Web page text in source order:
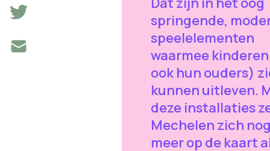
springende,
speelelementen
waarmee
ook hun ouders)
kunnen uitleven.
deze installaties
Mechelen zich
meer op de kaart